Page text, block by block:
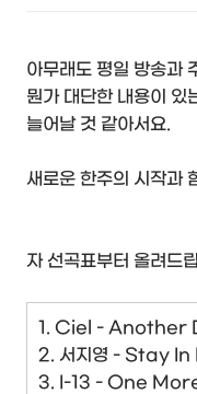
아무래도 평일 방송과
뭔가 대단한 내용이 있
늘어날 것 같아서요.
새로운 한주의 시작과
자 선곡표부터 올려드
1. Ciel - Another
2. 서지영 - Stay In
3. I-13 - One